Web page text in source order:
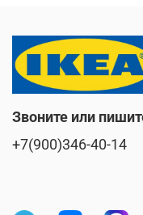
Звоните или
+7(900)346-40-14